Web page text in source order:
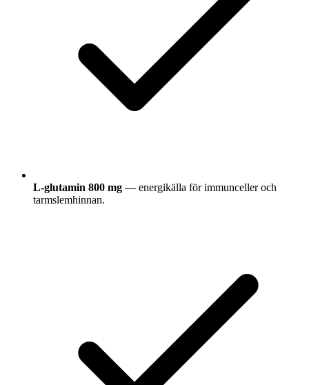
L-glutamin 800 mg — energikälla för immunceller och
tarmslemhinnan.